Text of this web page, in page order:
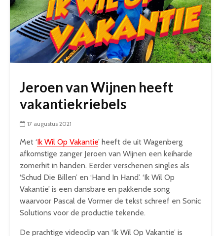
Jeroen van Wijnen heeft
vakantiekriebels
17 augustus 2021
Met ‘Ik Wil Op Vakantie’ heeft de uit Wagenberg
afkomstige zanger Jeroen van Wijnen een keiharde
zomerhit in handen. Eerder verschenen singles als
‘Schud Die Billen’ en ‘Hand In Hand’. ‘Ik Wil Op
Vakantie’ is een dansbare en pakkende song
waarvoor Pascal de Vormer de tekst schreef en Sonic
Solutions voor de productie tekende.
De prachtige videoclip van ‘Ik Wil Op Vakantie’ is